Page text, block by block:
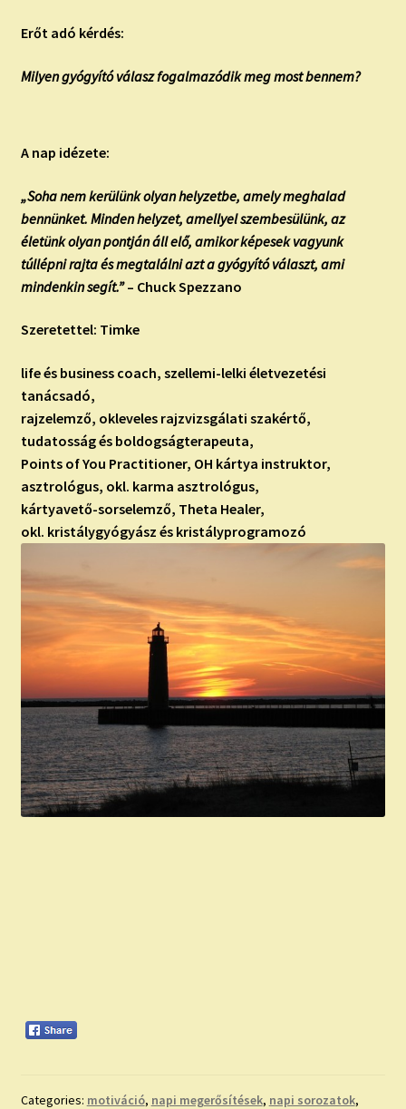
Erőt adó kérdés:
Milyen gyógyító válasz fogalmazódik meg most bennem?
A nap idézete:
„Soha nem kerülünk olyan helyzetbe, amely meghalad
bennünket. Minden helyzet, amellyel szembesülünk, az
életünk olyan pontján áll elő, amikor képesek vagyunk
túllépni rajta és megtalálni azt a gyógyító választ, ami
mindenkin segít.”– Chuck Spezzano
Szeretettel: Timke
life és business coach, szellemi-lelki életvezetési
tanácsadó,
rajzelemző, okleveles rajzvizsgálati szakértő,
tudatosság és boldogságterapeuta,
Points of You Practitioner, OH kártya instruktor,
asztrológus, okl. karma asztrológus,
kártyavető-sorselemző, Theta Healer,
okl. kristálygyógyász és kristályprogramozó
Categories: motiváció, napi megerősítések, napi sorozatok,